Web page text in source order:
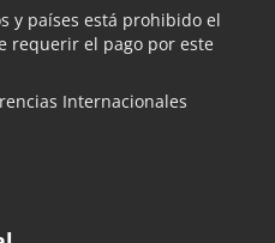
y países está prohibido el
requerir el pago por este
Internacionales